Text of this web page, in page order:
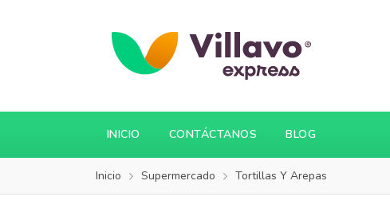
INICIO CONTÁCTANOS BLOG
Inicio Supermercado Tortillas Y Arepas